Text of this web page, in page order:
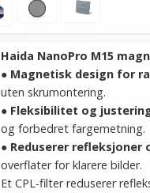
Haida NanoPro M15
● Magnetisk design for
uten skrumontering.
● Fleksibilitet og
og forbedret fargemetning.
● Reduserer refleksjoner
overflater for klarere bilder.
Et CPL-filter reduserer